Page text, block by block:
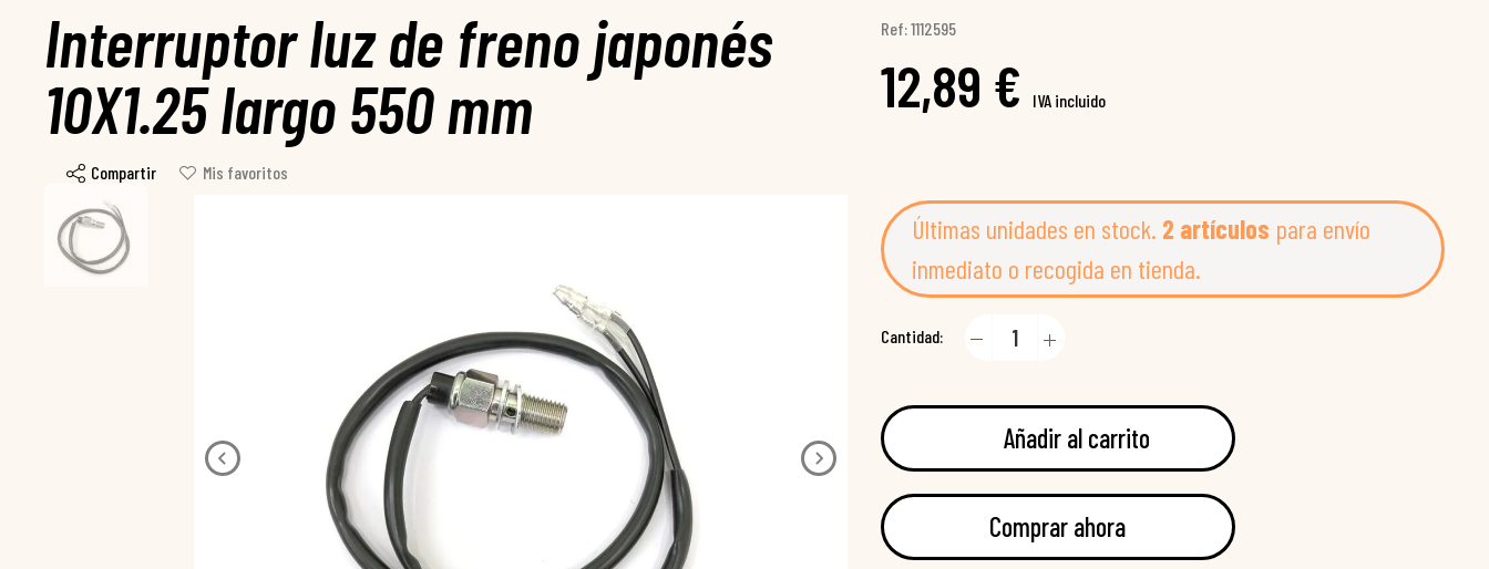
Interruptor luz de freno japonés
10X1.25 largo 550 mm
Compartir Mis favoritos
Ref: 1112595
12,89 € IVA incluido
Últimas unidades en stock. 2 artículos para envío
inmediato o recogida en tienda.
Cantidad:
Añadir al carrito
Comprar ahora